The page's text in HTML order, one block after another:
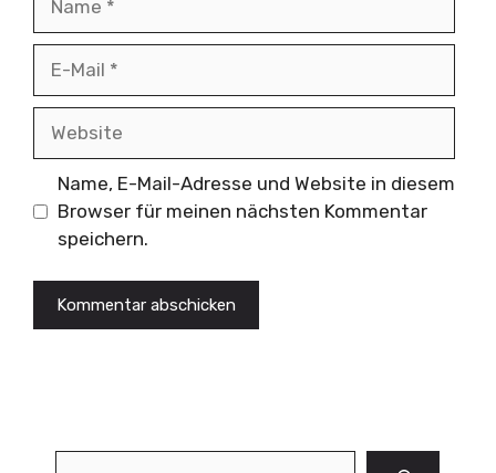
Mail
Name, E-Mail-Adresse und Website in diesem
Browser für meinen nächsten Kommentar
speichern.